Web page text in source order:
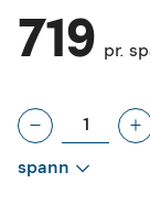
719 pr.
spann